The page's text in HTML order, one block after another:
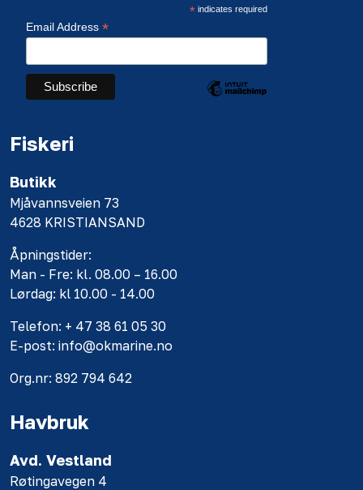
*indicates required
Email Address *
Fiskeri
Butikk
Mjåvannsveien 73
4628 KRISTIANSAND
Åpningstider:
Man - Fre: kl. 08.00 – 16.00
Lørdag: kl 10.00 - 14.00
Telefon: + 47 38 61 05 30
E-post: info@okmarine.no
Org.nr: 892 794 642
Havbruk
Avd. Vestland
Røtingavegen 4